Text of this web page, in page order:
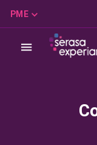
PME